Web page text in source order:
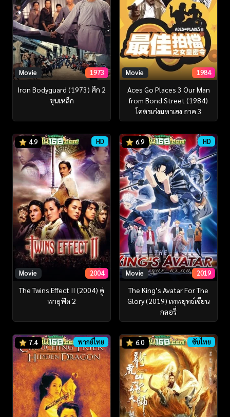
Movie 1973
Iron Bodyguard (1973) ศึก 2
ขุนเหล็ก
Movie 1984
Aces Go Places 3 Our Man
from Bond Street (1984)
โคตรเก่งมหาเฮง ภาค 3
4.9 HD
Movie 2004
The Twins Effect II (2004) คู่
พายุฟัด 2
6.9 HD
Movie 2019
The King’s Avatar For The
Glory (2019) เทพยุทธ์เซียน
กลอรี่
7.4 พากย์ไทย 6.0 ซับไทย